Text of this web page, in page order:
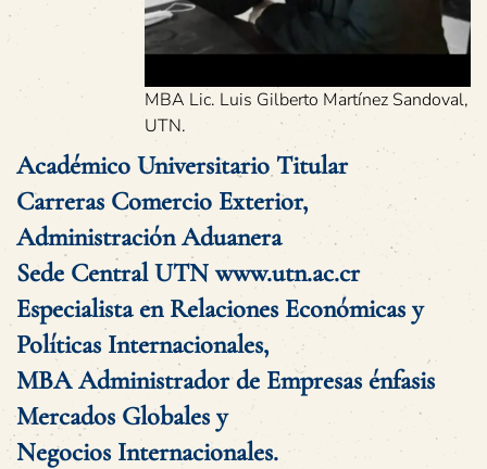
MBA Lic. Luis Gilberto Martínez Sandoval,
UTN.
Académico Universitario Titular
Carreras Comercio Exterior,
Administración Aduanera
Sede Central UTN www.utn.ac.cr
Especialista en Relaciones Económicas y
Políticas Internacionales,
MBA Administrador de Empresas énfasis
Mercados Globales y
Negocios Internacionales.